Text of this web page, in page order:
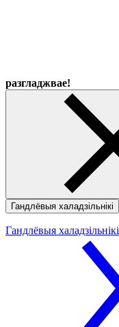
разгладжвае!
Гандлёвыя халадзільнікі
Гандлёвыя халадзільнікі